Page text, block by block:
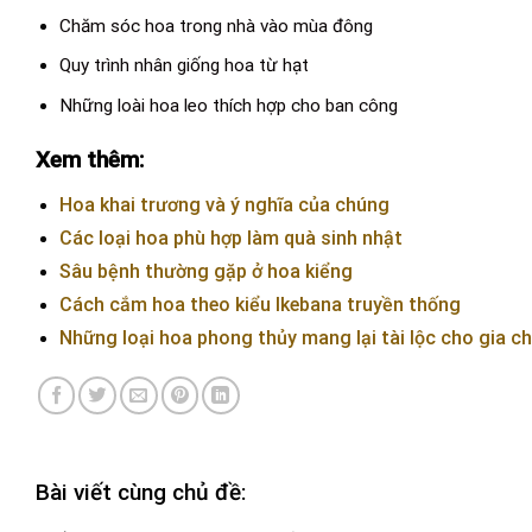
Chăm sóc hoa trong nhà vào mùa đông
Quy trình nhân giống hoa từ hạt
Những loài hoa leo thích hợp cho ban công
Xem thêm:
Hoa khai trương và ý nghĩa của chúng
Các loại hoa phù hợp làm quà sinh nhật
Sâu bệnh thường gặp ở hoa kiểng
Cách cắm hoa theo kiểu Ikebana truyền thống
Những loại hoa phong thủy mang lại tài lộc cho gia
Bài viết cùng chủ đề: